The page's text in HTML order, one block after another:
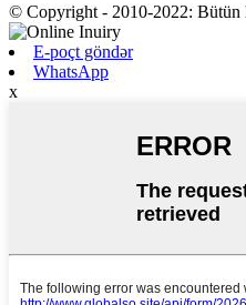
© Copyright - 2010-2022: Bütün
E-poçt göndər
WhatsApp
x